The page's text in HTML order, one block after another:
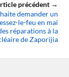
précédent →
demander un
le-feu en mai
réparations à la
de Zaporijia